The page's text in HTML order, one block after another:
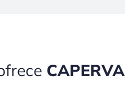
CAPERVA